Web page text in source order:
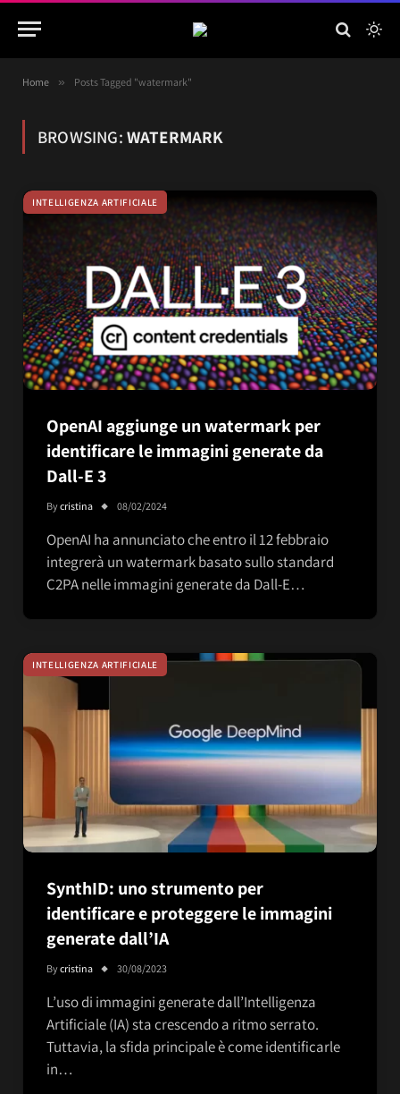
Home » Posts Tagged "watermark"
BROWSING: WATERMARK
INTELLIGENZA ARTIFICIALE
OpenAI aggiunge un watermark per
identificare le immagini generate da
Dall-E 3
Bycristina 08/02/2024
OpenAI ha annunciato che entro il 12 febbraio
integrerà un watermark basato sullo standard
C2PA nelle immagini generate da Dall-E…
INTELLIGENZA ARTIFICIALE
SynthID: uno strumento per
identificare e proteggere le immagini
generate dall’IA
Bycristina 30/08/2023
L’uso di immagini generate dall’Intelligenza
Artificiale (IA) sta crescendo a ritmo serrato.
Tuttavia, la sfida principale è come identificarle
in…